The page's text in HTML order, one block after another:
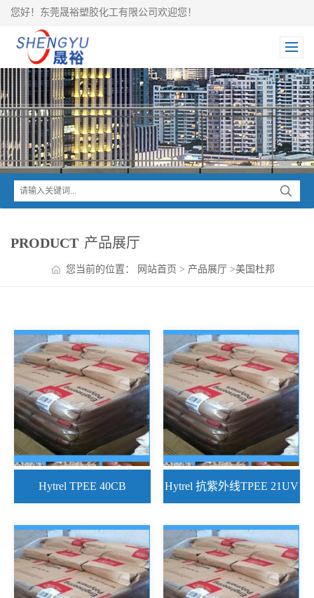
您好！东莞晟裕塑胶化工有限公司欢迎您！
PRODUCT 产品展厅
您当前的位置： 网站首页 > 产品展厅 >美国杜邦
Hytrel TPEE 40CB Hytrel 抗紫外线TPEE 21UV